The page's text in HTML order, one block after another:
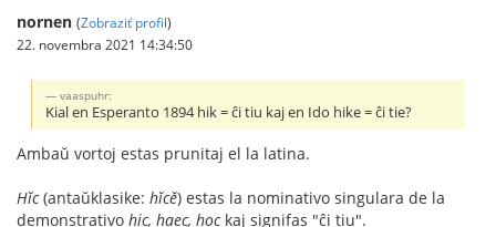
nornen (Zobraziť profil)
22. novembra 2021 14:34:50
vaaspuhr:
Kial en Esperanto 1894 hik = ĉi tiu kaj en Ido hike = ĉi tie?
Ambaŭ vortoj estas prunitaj el la latina.
Hĭc(antaŭklasike: hĭcĕ) estas la nominativo singulara de la
demonstrativo hic, haec, hockaj signifas "ĉi tiu".